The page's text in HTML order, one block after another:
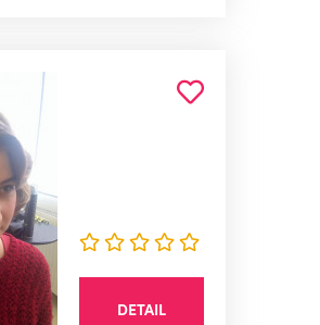
DETAIL